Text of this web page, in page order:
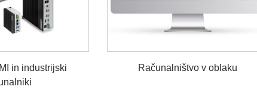
in industrijski
Računalništvo v oblaku